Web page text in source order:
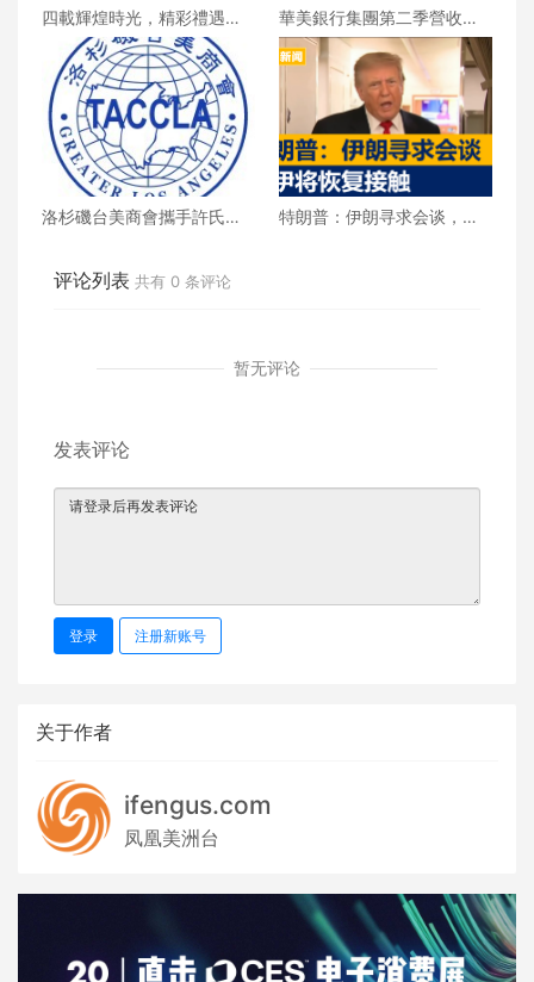
四載輝煌時光，精彩禮遇歡
慶一整月
華美銀行集團第二季營收創
新高 每股收益年增18%
洛杉磯台美商會攜手許氏參
特朗普：伊朗寻求会谈，美
评论列表 共有 0 条评论
暂无评论
发表评论
登录 注册新账号
关于作者
ifengus.com
凤凰美洲台